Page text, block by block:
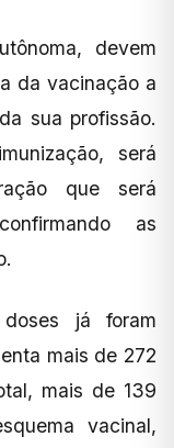
devem
da vacinação a
sua profissão.
será
que será
as
já foram
mais de 272
mais de 139
vacinal,